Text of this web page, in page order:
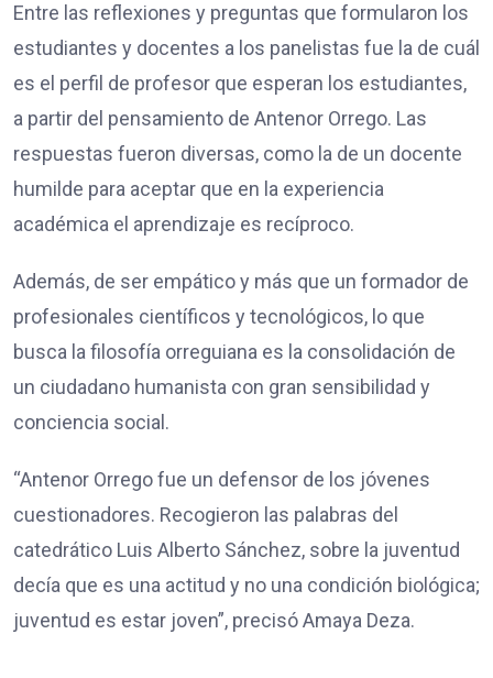
Entre las reflexiones y preguntas que formularon los
estudiantes y docentes a los panelistas fue la de cuál
es el perfil de profesor que esperan los estudiantes,
a partir del pensamiento de Antenor Orrego. Las
respuestas fueron diversas, como la de un docente
humilde para aceptar que en la experiencia
académica el aprendizaje es recíproco.
Además, de ser empático y más que un formador de
profesionales científicos y tecnológicos, lo que
busca la filosofía orreguiana es la consolidación de
un ciudadano humanista con gran sensibilidad y
conciencia social.
“Antenor Orrego fue un defensor de los jóvenes
cuestionadores. Recogieron las palabras del
catedrático Luis Alberto Sánchez, sobre la juventud
decía que es una actitud y no una condición biológica;
juventud es estar joven”, precisó Amaya Deza.